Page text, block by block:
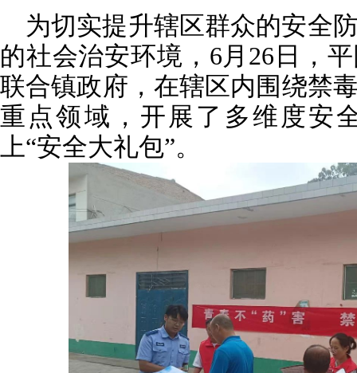
为切实提升辖区群众的安全
的社会治安环境，6月26日，
联合镇政府，在辖区内围绕禁
重点领域，开展了多维度安
上“安全大礼包”。